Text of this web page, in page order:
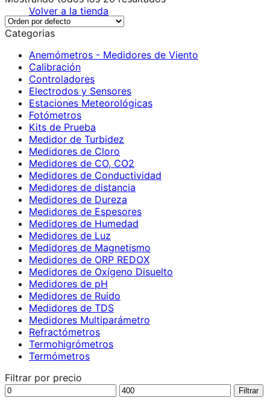
Volver a la tienda
Categorias
Anemómetros - Medidores de Viento
Calibración
Controladores
Electrodos y Sensores
Estaciones Meteorológicas
Fotómetros
Kits de Prueba
Medidor de Turbidez
Medidores de Cloro
Medidores de CO, CO2
Medidores de Conductividad
Medidores de distancia
Medidores de Dureza
Medidores de Espesores
Medidores de Humedad
Medidores de Luz
Medidores de Magnetismo
Medidores de ORP REDOX
Medidores de Oxígeno Disuelto
Medidores de pH
Medidores de Ruido
Medidores de TDS
Medidores Multiparámetro
Refractómetros
Termohigrómetros
Termómetros
Filtrar por precio
Precio
Precio
Filtrar